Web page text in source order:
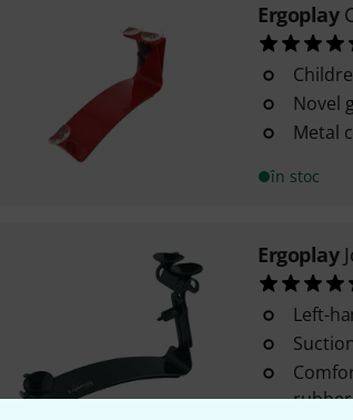
Ergoplay
Novel
Metal
în stoc
Ergoplay
Left-
rubber